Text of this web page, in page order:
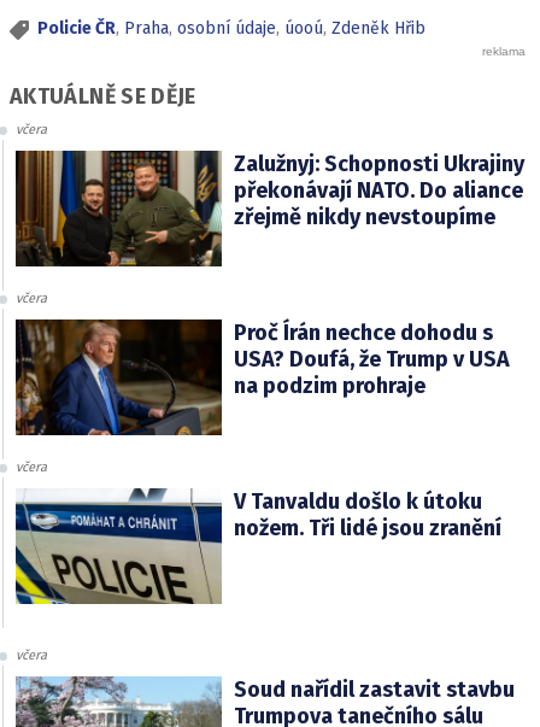
Policie ČR, Praha, osobní údaje, úooú, Zdeněk Hřib
AKTUÁLNĚ SE DĚJE
včera
Zalužnyj: Schopnosti Ukrajiny
překonávají NATO. Do aliance
zřejmě nikdy nevstoupíme
včera
Proč Írán nechce dohodu s
USA? Doufá, že Trump v USA
na podzim prohraje
včera
V Tanvaldu došlo k útoku
nožem. Tři lidé jsou zranění
včera
Soud nařídil zastavit stavbu
Trumpova tanečního sálu